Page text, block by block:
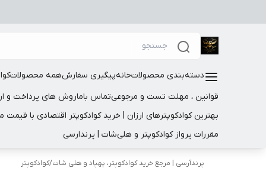
دسته‌بندی محصولاتخانهپیگیری سفارشهمه محصولات
قوانین ، مهلت تست و مرجوعیتماس باماروش های پرداخت و
بهترین کوادکوپترهای ارزان | خرید کوادکوپتر اقتصادی با
مقررات پرواز کوادکوپتر و هلی‌شات | پرندارسی
پرندآرسی | مرجع خرید کوادکوپتر، پهپاد و هلی شات/کوادکوپتر